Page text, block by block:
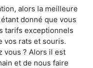
alors la meilleure
donné que vous
tarifs exceptionnels
vos rats et souris.
vous ? Alors il est
et de nous faire